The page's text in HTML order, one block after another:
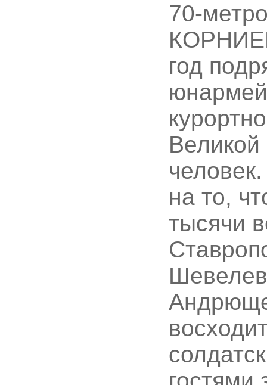
70-
год
на то,
тысячи